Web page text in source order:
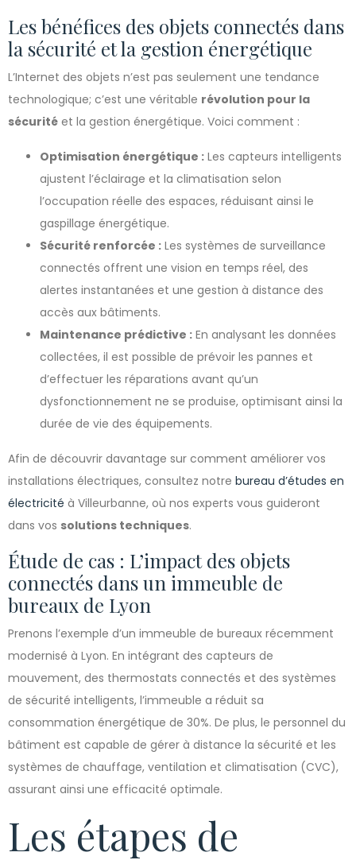
Les bénéfices des objets connectés dans
la sécurité et la gestion énergétique
L’Internet des objets n’est pas seulement une tendance
technologique; c’est une véritable révolution pour la
sécurité et la gestion énergétique. Voici comment :
Optimisation énergétique : Les capteurs intelligents
ajustent l’éclairage et la climatisation selon
l’occupation réelle des espaces, réduisant ainsi le
gaspillage énergétique.
Sécurité renforcée : Les systèmes de surveillance
connectés offrent une vision en temps réel, des
alertes instantanées et une gestion à distance des
accès aux bâtiments.
Maintenance prédictive : En analysant les données
collectées, il est possible de prévoir les pannes et
d’effectuer les réparations avant qu’un
dysfonctionnement ne se produise, optimisant ainsi la
durée de vie des équipements.
Afin de découvrir davantage sur comment améliorer vos
installations électriques, consultez notre bureau d’études en
électricité à Villeurbanne, où nos experts vous guideront
dans vos solutions techniques.
Étude de cas : L’impact des objets
connectés dans un immeuble de
bureaux de Lyon
Prenons l’exemple d’un immeuble de bureaux récemment
modernisé à Lyon. En intégrant des capteurs de
mouvement, des thermostats connectés et des systèmes
de sécurité intelligents, l’immeuble a réduit sa
consommation énergétique de 30%. De plus, le personnel du
bâtiment est capable de gérer à distance la sécurité et les
systèmes de chauffage, ventilation et climatisation (CVC),
assurant ainsi une efficacité optimale.
Les étapes de